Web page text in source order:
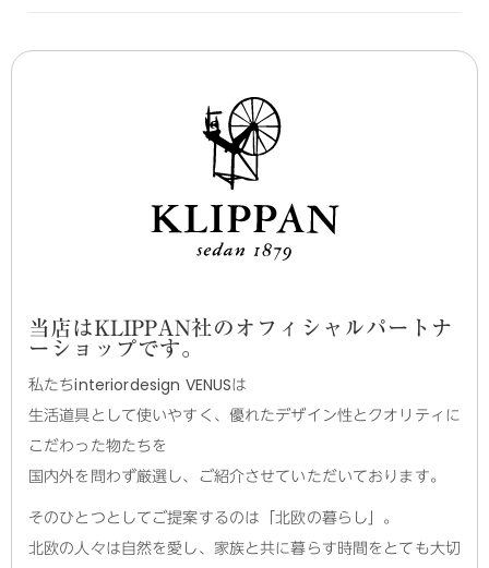
当店はKLIPPAN社のオフィシャルパートナ
ーショップです。
私たちinteriordesign VENUSは
生活道具として使いやすく、優れたデザイン性とクオリティに
こだわった物たちを
国内外を問わず厳選し、ご紹介させていただいております。
そのひとつとしてご提案するのは「北欧の暮らし」。
北欧の人々は自然を愛し、家族と共に暮らす時間をとても大切